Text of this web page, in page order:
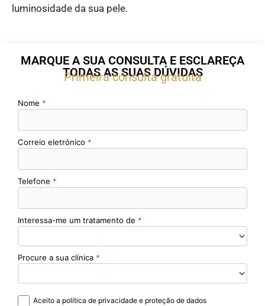
luminosidade da sua pele.
MARQUE A SUA CONSULTA E ESCLAREÇA
TODAS AS SUAS DÚVIDAS
Primeira consulta gratuita
Nome
Correio eletrónico
Telefone
Interessa-me um tratamento de
Procure a sua clínica
Aceito a política de privacidade e proteção de dados